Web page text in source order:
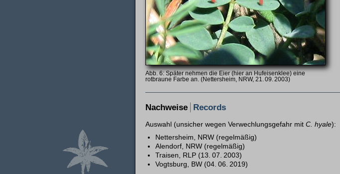
Später nehmen die Eier (hier an Hufeisenklee) eine
rotbraune Farbe an. (Nettersheim, NRW, 21. 09. 2003)
Nachweise Records
Auswahl (unsicher wegen Verwechlungsgefahr mit C. hyale):
Nettersheim, NRW (regelmäßig)
Alendorf, NRW (regelmäßig)
Traisen, RLP (13. 07. 2003)
Vogtsburg, BW (04. 06. 2019)